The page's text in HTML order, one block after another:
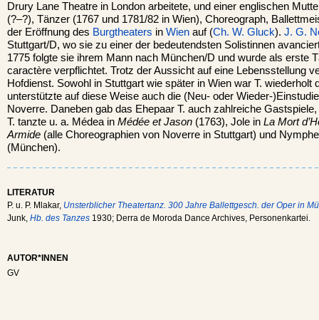
Drury Lane Theatre in London arbeitete, und einer englischen
(?–?), Tänzer (1767 und 1781/82 in Wien), Choreograph,
der Eröffnung des Burgtheaters in Wien auf (Ch. W. Gluck). J. G.
Stuttgart/D, wo sie zu einer der bedeutendsten Solistinnen
1775 folgte sie ihrem Mann nach München/D und wurde als erste
caractère verpflichtet. Trotz der Aussicht auf eine Lebensstellung
Hofdienst. Sowohl in Stuttgart wie später in Wien war T. wiederholt
unterstützte auf diese Weise auch die (Neu- oder Wieder-
Noverre. Daneben gab das Ehepaar T. auch zahlreiche
T. tanzte u. a. Médea in Médée et Jason (1763), Jole in La Mort
Armide (alle Choreographien von Noverre in Stuttgart) und
(München).
LITERATUR
P. u. P. Mlakar, Unsterblicher Theatertanz. 300 Jahre Ballettgesch. der Oper in
Junk, Hb. des Tanzes 1930; Derra de Moroda Dance Archives, Personenkartei.
AUTOR*INNEN
GV